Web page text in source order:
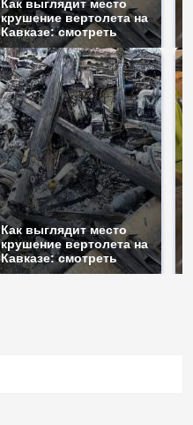
Как выглядит место
крушение вертолета на
Кавказе: смотреть
Как выглядит место
крушение вертолета на
Кавказе: смотреть